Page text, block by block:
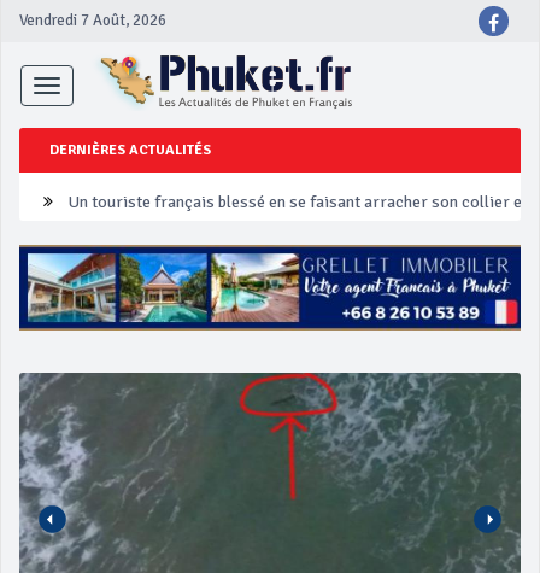
Vendredi 7 Août, 2026
Toggle
navigation
DERNIÈRES ACTUALITÉS
Un touriste français blessé en se faisant arracher son collier en
Phuket Peranakan Festival
‘Phuket Eye’ assurera la sécurité pendant Songkran
Campagne de sécurité routière ‘Seven Days of Danger’ de